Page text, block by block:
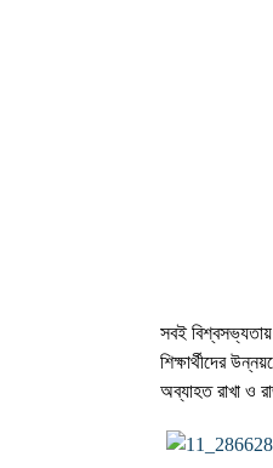
সবই
শিক্ষার্থীদের
অব্যাহত রাখা ও